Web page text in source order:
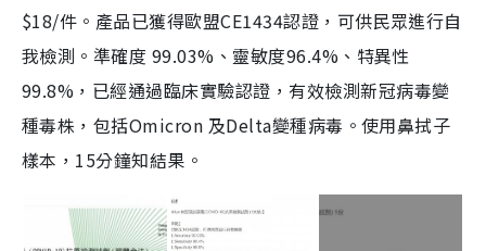
$18/件。產品已獲得歐盟CE1434認證，可供民眾進行自
我檢測。準確度 99.03%、靈敏度96.4%、特異性
99.8%，已經通過臨床實驗認證，有效檢測新冠病毒變
種毒株，包括Omicron 及Delta變種病毒。使用鼻拭子
樣本，15分鐘知結果。